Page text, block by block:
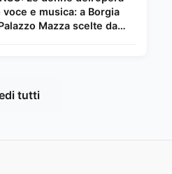
e musica: a Borgia
Mazza scelte da
tutti